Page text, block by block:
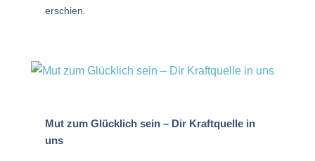
erschien.
Mut zum Glücklich sein – Dir Kraftquelle in
uns